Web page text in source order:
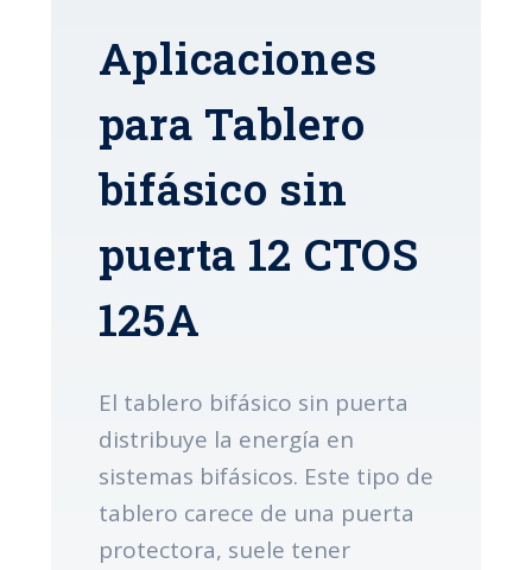
Aplicaciones
para Tablero
bifásico sin
puerta 12 CTOS
125A
El tablero bifásico sin puerta
distribuye la energía en
sistemas bifásicos. Este tipo de
tablero carece de una puerta
protectora, suele tener